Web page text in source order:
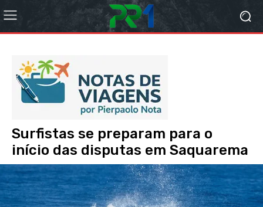
Surfistas se preparam para o
início das disputas em Saquarema